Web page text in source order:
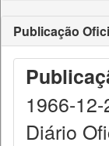
Publicação
1966-12-
Diário